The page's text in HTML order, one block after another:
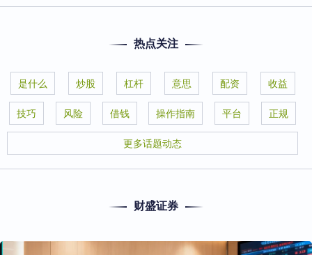
热点关注
是什么 炒股 杠杆 意思 配资 收益
技巧 风险 借钱 操作指南 平台 正规
更多话题动态
财盛证券